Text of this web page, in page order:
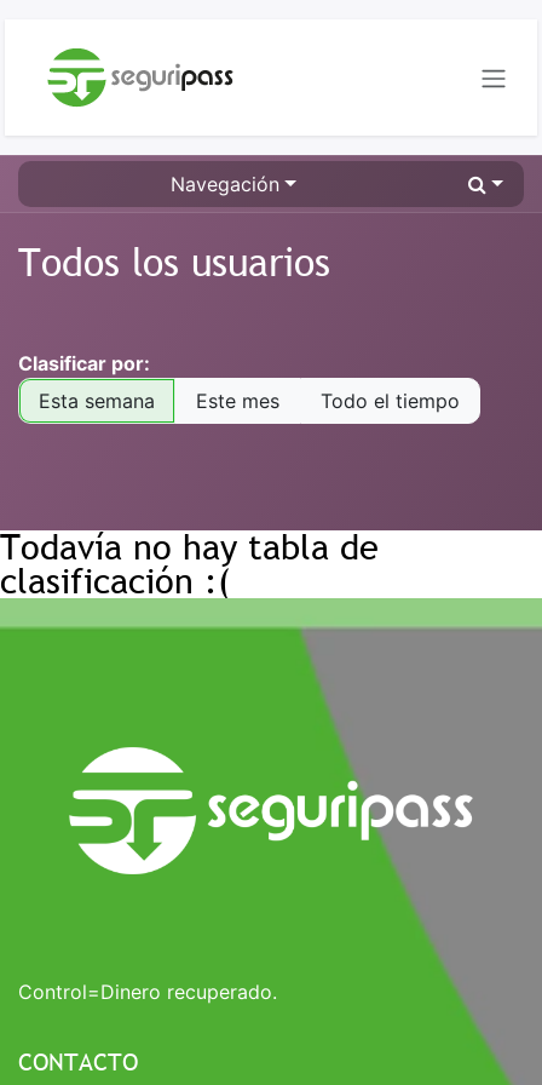
Navegación
Todos los usuarios
Clasificar por:
Esta semana
Este mes Todo el tiempo
Todavía no hay tabla de
clasificación :(
Control=Dinero recuperado.
CONTACTO